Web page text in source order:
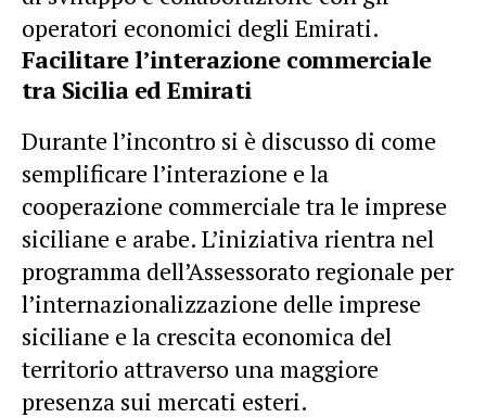
operatori economici degli Emirati.
Facilitare l’interazione commerciale
tra Sicilia ed Emirati
Durante l’incontro si è discusso di come
semplificare l’interazione e la
cooperazione commerciale tra le imprese
siciliane e arabe. L’iniziativa rientra nel
programma dell’Assessorato regionale per
l’internazionalizzazione delle imprese
siciliane e la crescita economica del
territorio attraverso una maggiore
presenza sui mercati esteri.